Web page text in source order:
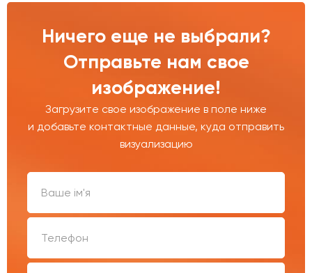
Ничего еще не выбрали?
Отправьте нам свое
изображение!
Загрузите свое изображение в поле ниже
и добавьте контактные данные, куда отправить
визуализацию